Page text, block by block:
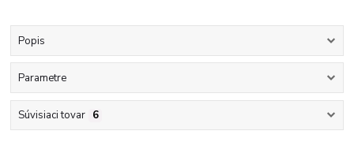
Popis
Parametre
Súvisiaci tovar 6